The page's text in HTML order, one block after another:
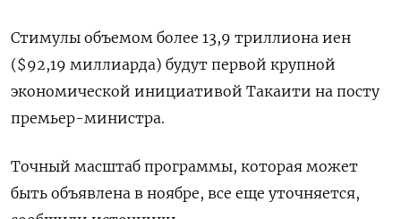
Стимулы объемом более 13,9 триллиона иен
($92,19 миллиарда) будут первой крупной
экономической инициативой Такаити на посту
премьер-министра.
Точный масштаб программы, которая может
быть объявлена в ноябре, все еще уточняется,